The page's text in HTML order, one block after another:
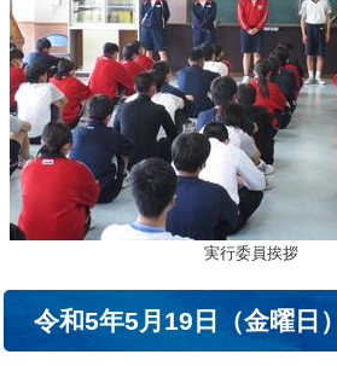
実行委員挨拶
令和5年5月19日（金曜日